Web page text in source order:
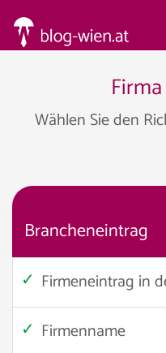
Wählen Sie den
Brancheneintrag
Firmeneintrag in
Firmenname